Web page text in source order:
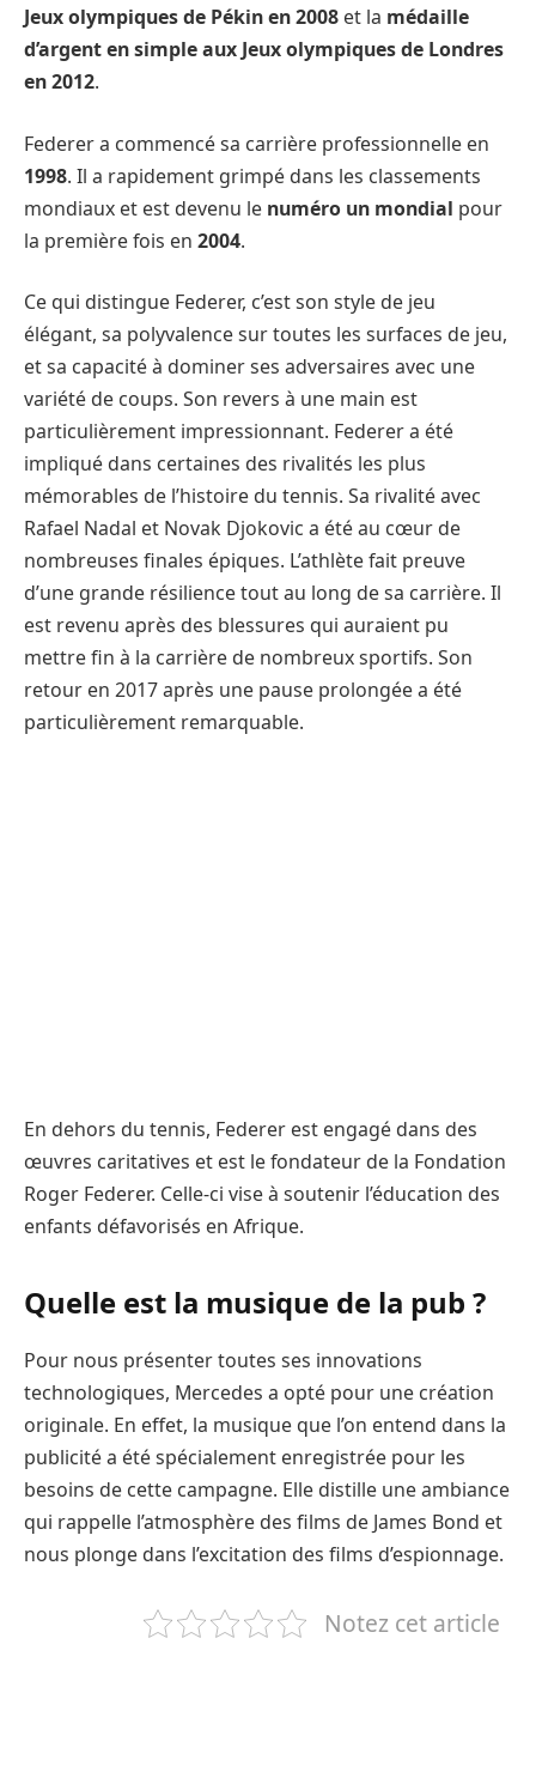
Jeux olympiques de Pékin en 2008 et la médaille
d’argent en simple aux Jeux olympiques de Londres
en 2012.
Federer a commencé sa carrière professionnelle en
1998. Il a rapidement grimpé dans les classements
mondiaux et est devenu le numéro un mondial pour
la première fois en 2004.
Ce qui distingue Federer, c’est son style de jeu
élégant, sa polyvalence sur toutes les surfaces de jeu,
et sa capacité à dominer ses adversaires avec une
variété de coups. Son revers à une main est
particulièrement impressionnant. Federer a été
impliqué dans certaines des rivalités les plus
mémorables de l’histoire du tennis. Sa rivalité avec
Rafael Nadal et Novak Djokovic a été au cœur de
nombreuses finales épiques. L’athlète fait preuve
d’une grande résilience tout au long de sa carrière. Il
est revenu après des blessures qui auraient pu
mettre fin à la carrière de nombreux sportifs. Son
retour en 2017 après une pause prolongée a été
particulièrement remarquable.
En dehors du tennis, Federer est engagé dans des
œuvres caritatives et est le fondateur de la Fondation
Roger Federer. Celle-ci vise à soutenir l’éducation des
enfants défavorisés en Afrique.
Quelle est la musique de la pub ?
Pour nous présenter toutes ses innovations
technologiques, Mercedes a opté pour une création
originale. En effet, la musique que l’on entend dans la
publicité a été spécialement enregistrée pour les
besoins de cette campagne. Elle distille une ambiance
qui rappelle l’atmosphère des films de James Bond et
nous plonge dans l’excitation des films d’espionnage.
Notez cet article